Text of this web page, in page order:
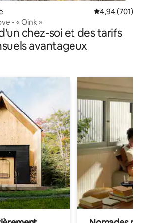
Évaluation
4,94 (701)
- « Oink »
chez-soi et des tarifs
avantageux